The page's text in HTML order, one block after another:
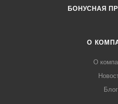
БОНУСНАЯ
О
О
Блог